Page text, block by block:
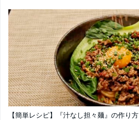
【簡単レシピ】『汁なし担々麺』の作り方